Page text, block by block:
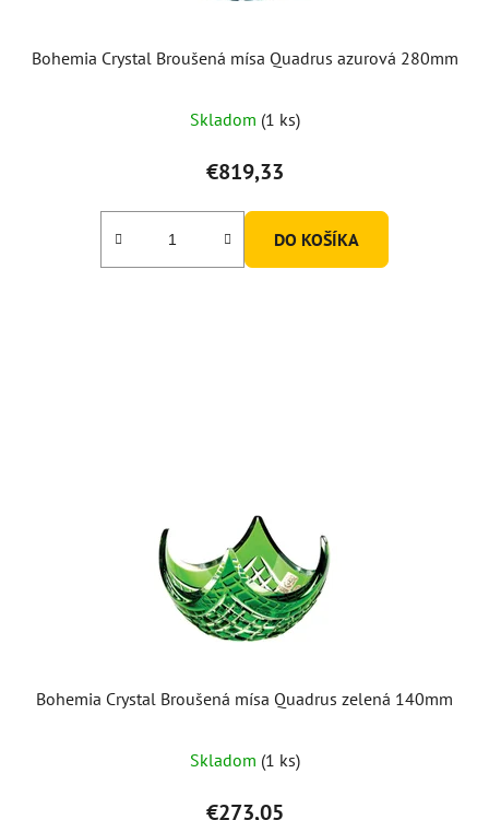
Bohemia Crystal Broušená mísa Quadrus azurová 280mm
Skladom (1 ks)
€819,33
DO KOŠÍKA
Bohemia Crystal Broušená mísa Quadrus zelená 140mm
Skladom (1 ks)
€273,05